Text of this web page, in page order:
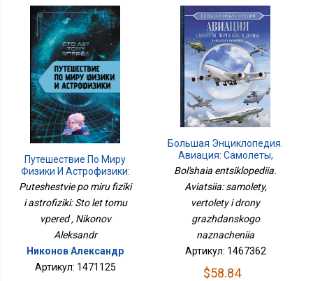
Путешествие По Миру
Физики И Астрофизики:
Сто Лет Тому Вперёд
Puteshestvie po miru fiziki
i astrofiziki: Sto let tomu
vpered , Nikonov
Aleksandr
Никонов Александр
Артикул: 1471125
Большая Энциклопедия.
Авиация: Самолеты,
Вертолеты И Дроны
Гражданского
Назначения
Bol'shaia entsiklopediia.
Aviatsiia: samolety,
vertolety i drony
grazhdanskogo
naznacheniia
Артикул: 1467362
$58.84